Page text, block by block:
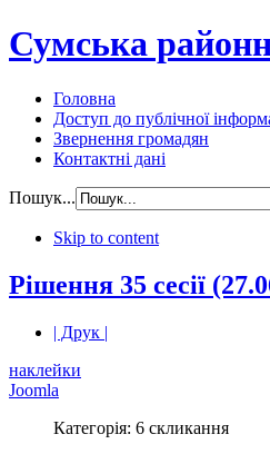
Сумська
Головна
Доступ до публічної
Звернення громадян
Контактні дані
Пошук...
Skip to content
Рішення 35 сесії
| Друк |
наклейки
Joomla
Категорія: 6 скликання